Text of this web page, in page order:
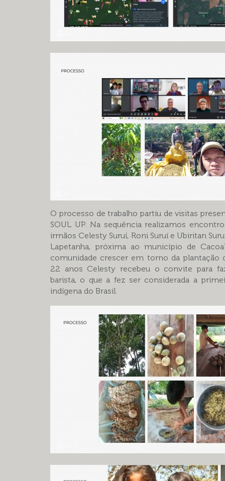
O processo de trabalho partiu de visitas
SOUL UP. Na sequência realizamos
irmãos Celesty Suruí, Roni Suruí e Ubiritan
Lapetanha, próxima ao município de
comunidade crescer em torno da plantação
22 anos Celesty recebeu o convite para
barista, o que a fez ser considerada a
indígena do Brasil.